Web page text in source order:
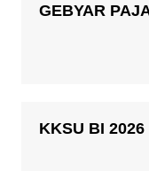
GEBYAR
KKSU BI 2026